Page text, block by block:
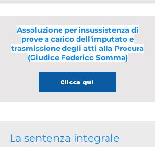
Assoluzione per insussistenza di
prove a carico dell'imputato e
trasmissione degli atti alla Procura
(Giudice Federico Somma)
Clicca qui
La sentenza integrale